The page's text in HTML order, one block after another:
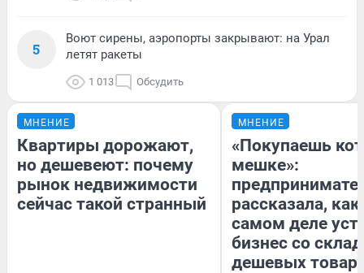
5
Воют сирены, аэропорты закрывают: на Урал
летят ракеты
1 013 Обсудить
МНЕНИЕ
Квартиры дорожают,
но дешевеют: почему
рынок недвижимости
сейчас такой странный
МНЕНИЕ
«Покупаешь
мешке»:
рассказала, как
самом деле
бизнес со
дешевых